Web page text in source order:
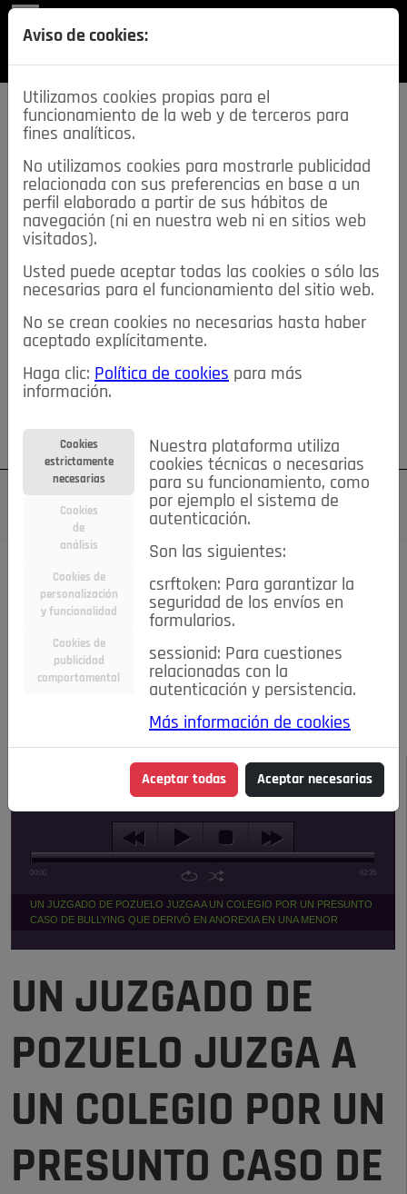
SECCIONES
descarga esta
REVISTA
≡NOTICIAS
NOTICIAS SERVICIOS DE INTERÉS
TABLÓN DE ANUNCIOS MIS ANUNCIOS CONTACTO
NOSOTROS
Su cuenta Regístrese ¿Olvidó su contraseña?
Todas las noticias..
#TePrestoMisOjos Caridad
Ciencia&Tecnología
Economía
Entretenimiento
Estilo de Vida
Internacional
Madrid Opinión IN
Pozuelo de Alarcón
Salud 🔴 En Directo
NOTICIAS
Escucha el audio de esta noticia:
00:00 02:35
UN JUZGADO DE POZUELO JUZGA A UN COLEGIO POR UN PRESUNTO
CASO DE BULLYING QUE DERIVÓ EN ANOREXIA EN UNA MENOR
UN JUZGADO DE
POZUELO JUZGA A
UN COLEGIO POR UN
PRESUNTO CASO DE
Aviso de cookies:
Utilizamos cookies propias para el
funcionamiento de la web y de terceros para
fines analíticos.
No utilizamos cookies para mostrarle publicidad
relacionada con sus preferencias en base a un
perfil elaborado a partir de sus hábitos de
navegación (ni en nuestra web ni en sitios web
visitados).
Usted puede aceptar todas las cookies o sólo las
necesarias para el funcionamiento del sitio web.
No se crean cookies no necesarias hasta haber
aceptado explícitamente.
Haga clic: Política de cookies para más
información.
Cookies
estrictamente
necesarias
Cookies
de
análisis
Cookies de
personalización
y funcionalidad
Cookies de
publicidad
comportamental
Nuestra plataforma utiliza
cookies técnicas o necesarias
para su funcionamiento, como
por ejemplo el sistema de
autenticación.
Son las siguientes:
csrftoken: Para garantizar la
seguridad de los envíos en
formularios.
sessionid: Para cuestiones
relacionadas con la
autenticación y persistencia.
Más información de cookies
Aceptar todas Aceptar necesarias